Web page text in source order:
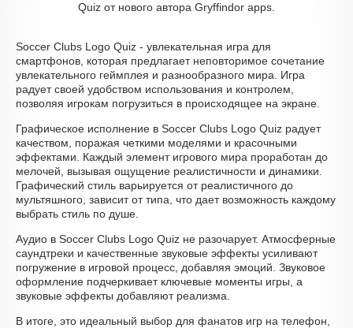
Quiz от нового автора Gryffindor apps.
Soccer Clubs Logo Quiz - увлекательная игра для
смартфонов, которая предлагает неповторимое сочетание
увлекательного геймплея и разнообразного мира. Игра
радует своей удобством использования и контролем,
позволяя игрокам погрузиться в происходящее на экране.
Графическое исполнение в Soccer Clubs Logo Quiz радует
качеством, поражая четкими моделями и красочными
эффектами. Каждый элемент игрового мира проработан до
мелочей, вызывая ощущение реалистичности и динамики.
Графический стиль варьируется от реалистичного до
мультяшного, зависит от типа, что дает возможность каждому
выбрать стиль по душе.
Аудио в Soccer Clubs Logo Quiz не разочарует. Атмосферные
саундтреки и качественные звуковые эффекты усиливают
погружение в игровой процесс, добавляя эмоций. Звуковое
оформление подчеркивает ключевые моменты игры, а
звуковые эффекты добавляют реализма.
В итоге, это идеальный выбор для фанатов игр на телефон,